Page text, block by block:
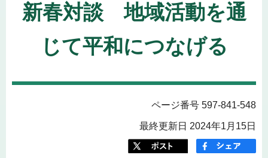
新春対談 地域活動を通
じて平和につなげる
ページ番号 597-841-548
最終更新日 2024年1月15日